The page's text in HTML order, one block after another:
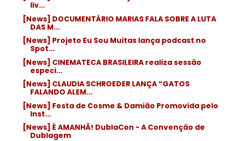
liv...
[News] DOCUMENTÁRIO MARIAS FALA SOBRE A LUTA
DAS M...
[News] Projeto Eu Sou Muitas lança podcast no
Spot...
[News] CINEMATECA BRASILEIRA realiza sessão
especi...
[News] CLAUDIA SCHROEDER LANÇA “GATOS
FALANDO ALEM...
[News] Festa de Cosme & Damião Promovida pelo
Inst...
[News] É AMANHÃ! DublaCon - A Convenção de
Dublagem